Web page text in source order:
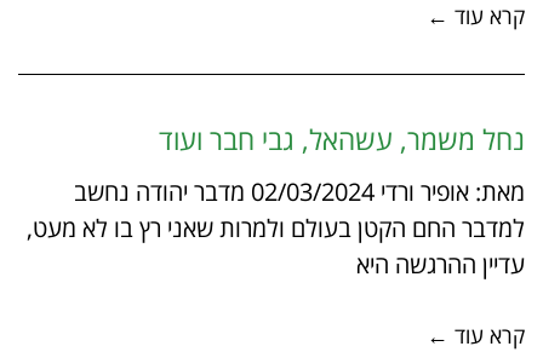
קרא עוד ←
נחל משמר, עשהאל, גבי חבר ועוד
מאת: אופיר ורדי 02/03/2024 מדבר יהודה נחשב
למדבר החם הקטן בעולם ולמרות שאני רץ בו לא מעט,
עדיין ההרגשה היא
קרא עוד ←